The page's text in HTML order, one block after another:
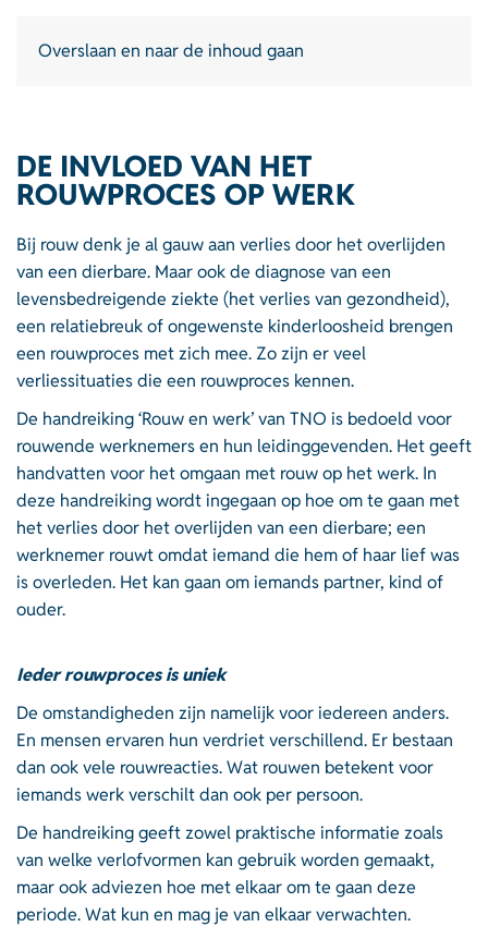
Overslaan en naar de inhoud gaan
DE INVLOED VAN HET
ROUWPROCES OP WERK
Bij rouw denk je al gauw aan verlies door het overlijden
van een dierbare. Maar ook de diagnose van een
levensbedreigende ziekte (het verlies van gezondheid),
een relatiebreuk of ongewenste kinderloosheid brengen
een rouwproces met zich mee. Zo zijn er veel
verliessituaties die een rouwproces kennen.
De handreiking ‘Rouw en werk’ van TNO is bedoeld voor
rouwende werknemers en hun leidinggevenden. Het geeft
handvatten voor het omgaan met rouw op het werk. In
deze handreiking wordt ingegaan op hoe om te gaan met
het verlies door het overlijden van een dierbare; een
werknemer rouwt omdat iemand die hem of haar lief was
is overleden. Het kan gaan om iemands partner, kind of
ouder.
Ieder rouwproces is uniek
De omstandigheden zijn namelijk voor iedereen anders.
En mensen ervaren hun verdriet verschillend. Er bestaan
dan ook vele rouwreacties. Wat rouwen betekent voor
iemands werk verschilt dan ook per persoon.
De handreiking geeft zowel praktische informatie zoals
van welke verlofvormen kan gebruik worden gemaakt,
maar ook adviezen hoe met elkaar om te gaan deze
periode. Wat kun en mag je van elkaar verwachten.